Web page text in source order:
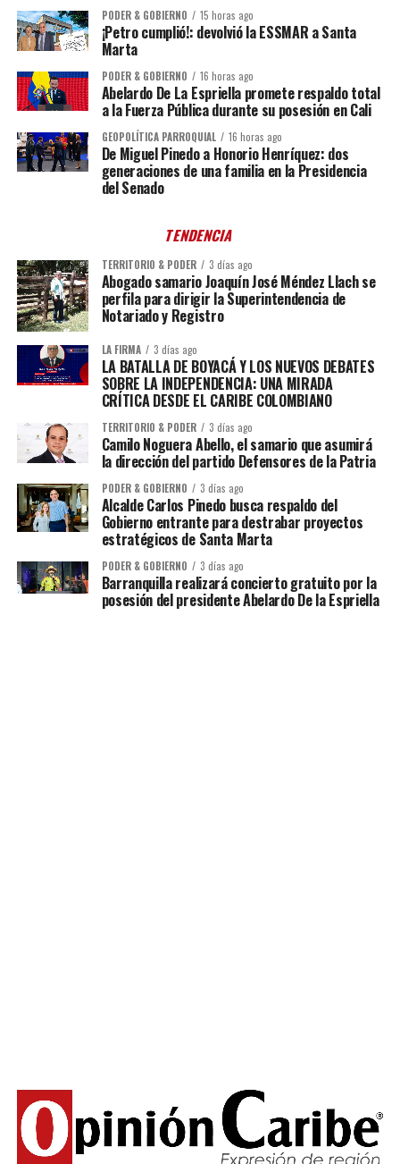
PODER & GOBIERNO 15 horas ago
¡Petro cumplió!: devolvió la ESSMAR a Santa
Marta
PODER & GOBIERNO 16 horas ago
Abelardo De La Espriella promete respaldo total
a la Fuerza Pública durante su posesión en Cali
GEOPOLÍTICA PARROQUIAL 16 horas ago
De Miguel Pinedo a Honorio Henríquez: dos
generaciones de una familia en la Presidencia
del Senado
TENDENCIA
TERRITORIO & PODER 3 días ago
Abogado samario Joaquín José Méndez Llach se
perfila para dirigir la Superintendencia de
Notariado y Registro
LA FIRMA 3 días ago
LA BATALLA DE BOYACÁ Y LOS NUEVOS DEBATES
SOBRE LA INDEPENDENCIA: UNA MIRADA
CRÍTICA DESDE EL CARIBE COLOMBIANO
TERRITORIO & PODER 3 días ago
Camilo Noguera Abello, el samario que asumirá
la dirección del partido Defensores de la Patria
PODER & GOBIERNO 3 días ago
Alcalde Carlos Pinedo busca respaldo del
Gobierno entrante para destrabar proyectos
estratégicos de Santa Marta
PODER & GOBIERNO 3 días ago
Barranquilla realizará concierto gratuito por la
posesión del presidente Abelardo De la Espriella